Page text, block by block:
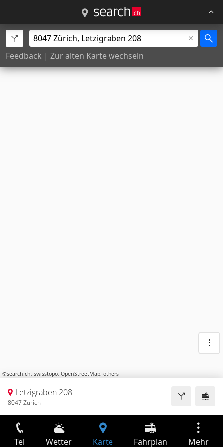
Feedback | Zur alten Karte wechseln
©search.ch, swisstopo, OpenStreetMap, others
Letzigraben 208
8047 Zürich
Tel Wetter Karte Fahrplan Mehr